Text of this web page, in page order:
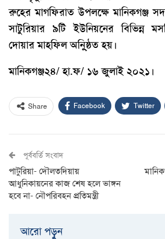
রুহের মাগফিরাত উপলক্ষে মানিকগঞ্জ
সাটুরিয়ার ৯টি ইউনিয়নের বিভিন্ন
দোয়ার মাহফিল অনু্িষ্ঠত হয়।
মানিকগঞ্জ২৪/ হা.ফ/ ১৬ জুলাই ২০২১।
Share Facebook Twitter
পূর্ববর্তি সংবাদ
পাটুরিয়া- দৌলতদিয়ায়
আধুনিকায়নের কাজ শেষ হলে ভাঙ্গন
হবে না- নৌপরিবহন প্রতিমন্ত্রী
আরো পড়ুুন